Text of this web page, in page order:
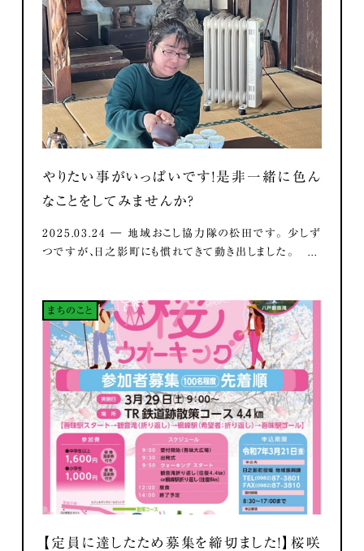
やりたい事がいっぱいです！是非一緒に色ん
なことをしてみませんか？
2025.03.24 ― 地域おこし協力隊の松田です。 少しず
つですが、日之影町にも慣れてきて動き出しました。 ...
まちのこと
【定員に達したため募集を締切ました！】桜咲